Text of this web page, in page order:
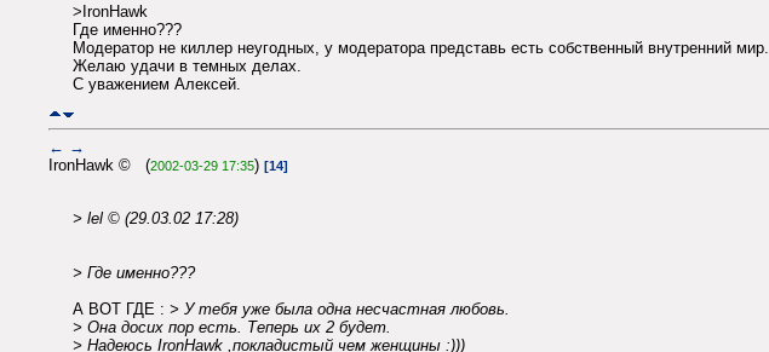
>IronHawk
Где именно???
Модератор не киллер неугодных, у модератора представь есть собственный внутренний мир.
Желаю удачи в темных делах.
С уважением Алексей.
← →
IronHawk © (2002-03-29 17:35) [14]
> lel © (29.03.02 17:28)
> Где именно???
А ВОТ ГДЕ : > У тебя уже была одна несчастная любовь.
> Она досих пор есть. Теперь их 2 будет.
> Надеюсь IronHawk ,покладистый чем женщины :)))